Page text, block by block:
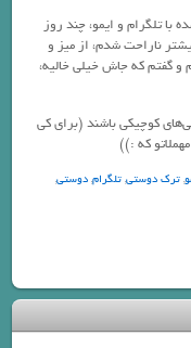
با تلگرام و ایمو، چند روز
ناراحت شدم، از میز و
گفتم که جاش خیلی خالیه،
کوچیکی باشند (برای کی
که :))
,ترک دوستی,تلگرام,دوستی,